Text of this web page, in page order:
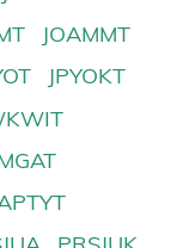
JOAMMT
JPYOKT